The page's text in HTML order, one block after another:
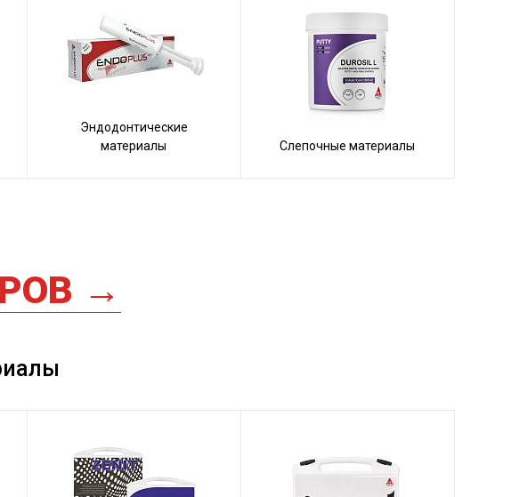
Эндодонтические
материалы
Слепочные материалы
→